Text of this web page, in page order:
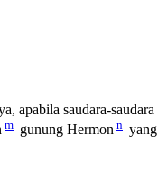
apabila saudara-saudara
m gunung Hermon n